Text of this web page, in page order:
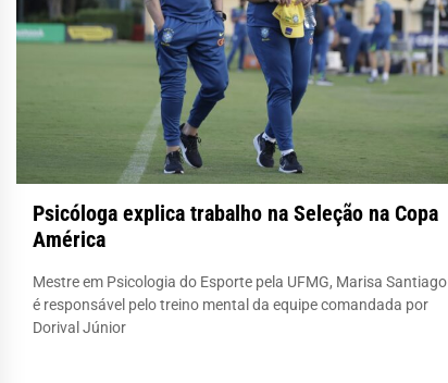
Psicóloga explica trabalho na Seleção na Copa
América
Mestre em Psicologia do Esporte pela UFMG, Marisa Santiago
é responsável pelo treino mental da equipe comandada por
Dorival Júnior